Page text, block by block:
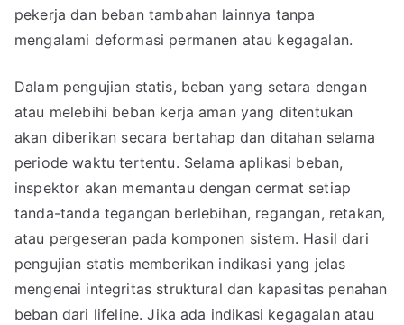
pekerja dan beban tambahan lainnya tanpa
mengalami deformasi permanen atau kegagalan.
Dalam pengujian statis, beban yang setara dengan
atau melebihi beban kerja aman yang ditentukan
akan diberikan secara bertahap dan ditahan selama
periode waktu tertentu. Selama aplikasi beban,
inspektor akan memantau dengan cermat setiap
tanda-tanda tegangan berlebihan, regangan, retakan,
atau pergeseran pada komponen sistem. Hasil dari
pengujian statis memberikan indikasi yang jelas
mengenai integritas struktural dan kapasitas penahan
beban dari lifeline. Jika ada indikasi kegagalan atau